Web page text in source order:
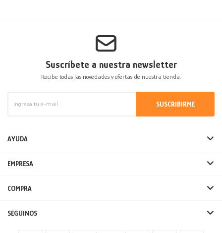
Suscríbete a nuestra newsletter
Recibe todas las novedades y ofertas de nuestra tienda.
SUSCRIBIRME
AYUDA
EMPRESA
COMPRA
SEGUINOS